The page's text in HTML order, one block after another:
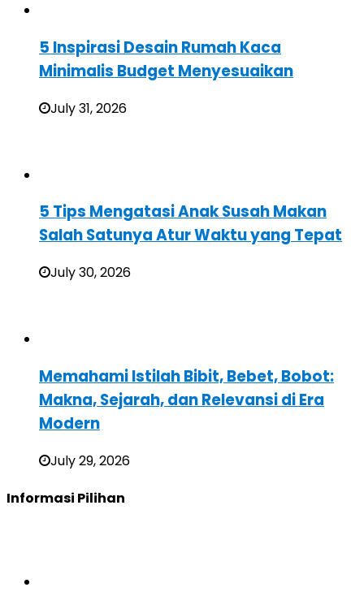
5 Inspirasi Desain Rumah Kaca
Minimalis Budget Menyesuaikan
July 31, 2026
5 Tips Mengatasi Anak Susah Makan
Salah Satunya Atur Waktu yang Tepat
July 30, 2026
Memahami Istilah Bibit, Bebet, Bobot:
Makna, Sejarah, dan Relevansi di Era
Modern
July 29, 2026
Informasi Pilihan